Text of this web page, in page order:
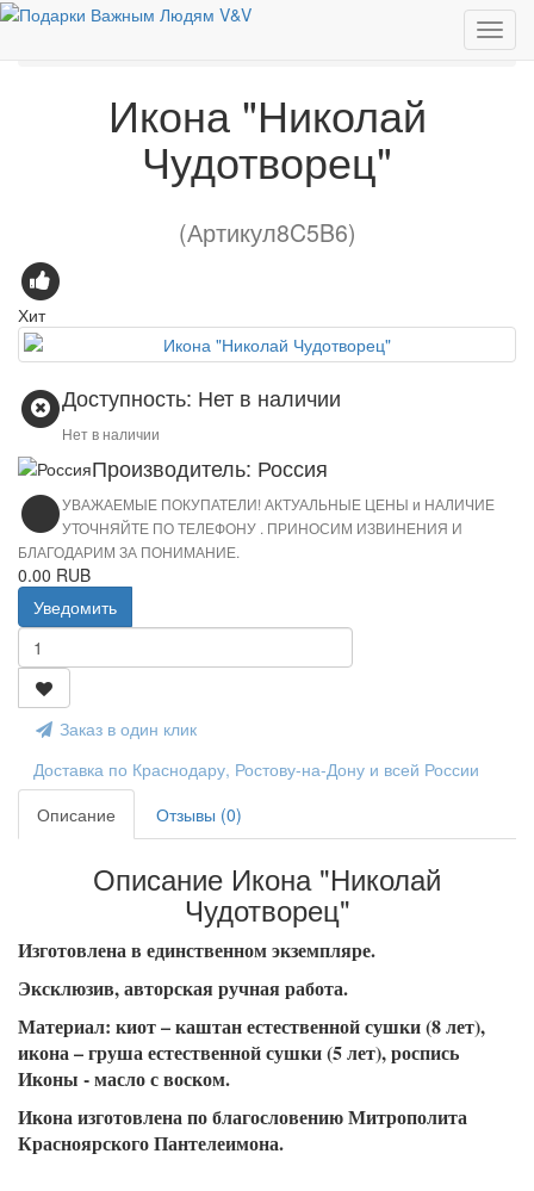
Эксклюзивные подарки
Икона "Николай
Чудотворец"
(Артикул8C5B6)
Хит
Доступность: Нет в наличии
Нет в наличии
Производитель: Россия
УВАЖАЕМЫЕ ПОКУПАТЕЛИ! АКТУАЛЬНЫЕ ЦЕНЫ и НАЛИЧИЕ
УТОЧНЯЙТЕ ПО ТЕЛЕФОНУ . ПРИНОСИМ ИЗВИНЕНИЯ И
БЛАГОДАРИМ ЗА ПОНИМАНИЕ.
0.00 RUB
Уведомить
Заказ в один клик
Доставка по Краснодару, Ростову-на-Дону и всей России
Описание
Отзывы (0)
Описание Икона "Николай
Чудотворец"
Изготовлена в единственном экземпляре.
Эксклюзив, авторская ручная работа.
Материал: киот – каштан естественной сушки (8 лет),
икона – груша естественной сушки (5 лет), роспись
Иконы - масло с воском.
Икона изготовлена по благословению Митрополита
Красноярского Пантелеимона.